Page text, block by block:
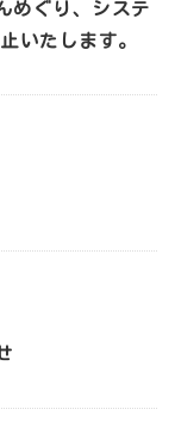
めぐり、システ
いたします。